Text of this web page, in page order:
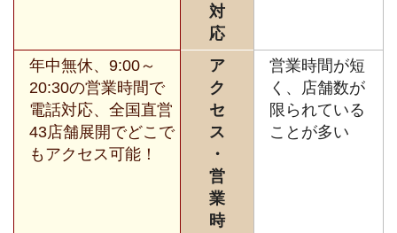
対
応
年中無休、9:00～
20:30の営業時間で
電話対応、全国直営
43店舗展開でどこで
もアクセス可能！
ア
ク
セ
ス
・
営
業
時
営業時間が短
く、店舗数が
限られている
ことが多い